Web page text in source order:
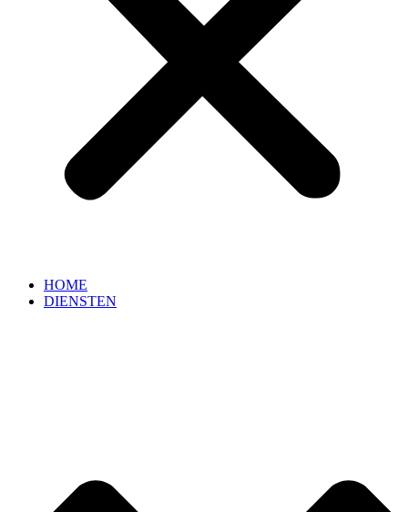
HOME
DIENSTEN